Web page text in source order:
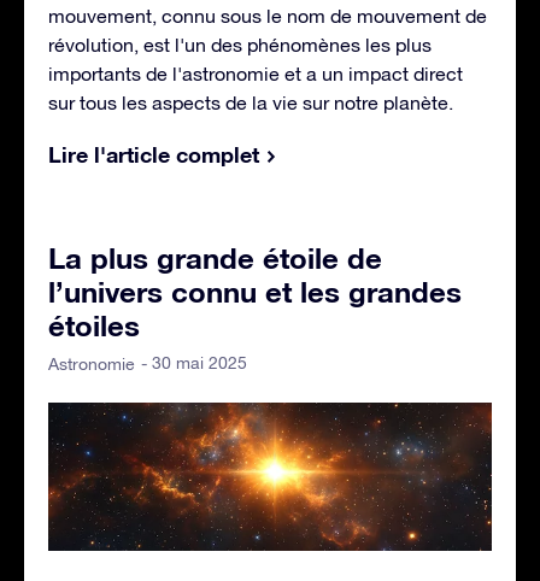
mouvement, connu sous le nom de mouvement de
révolution, est l'un des phénomènes les plus
importants de l'astronomie et a un impact direct
sur tous les aspects de la vie sur notre planète.
Lire l'article complet
La plus grande étoile de
l’univers connu et les grandes
étoiles
Astronomie - 30 mai 2025